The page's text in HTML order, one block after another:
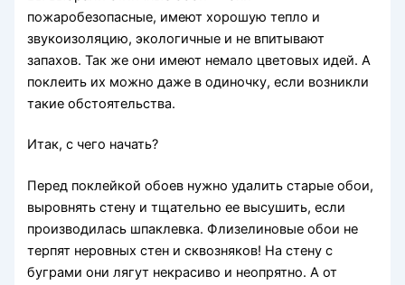
пожаробезопасные, имеют хорошую тепло и
звукоизоляцию, экологичные и не впитывают
запахов. Так же они имеют немало цветовых идей. А
поклеить их можно даже в одиночку, если возникли
такие обстоятельства.
Итак, с чего начать?
Перед поклейкой обоев нужно удалить старые обои,
выровнять стену и тщательно ее высушить, если
производилась шпаклевка. Флизелиновые обои не
терпят неровных стен и сквозняков! На стену с
буграми они лягут некрасиво и неопрятно. А от